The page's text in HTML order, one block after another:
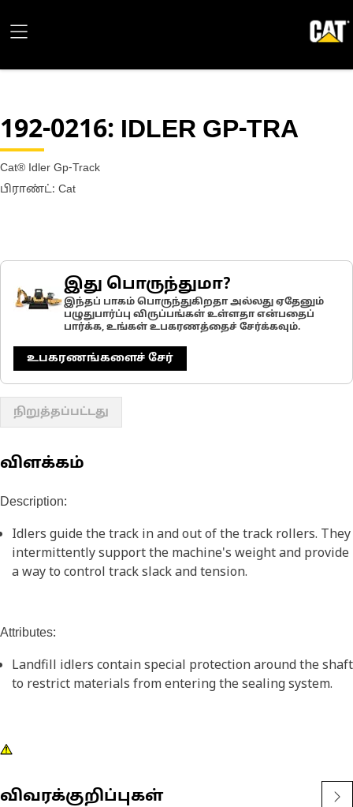
192-0216: IDLER GP-TRA
Cat® Idler Gp-Track
பிராண்ட்: Cat
இது பொருந்துமா?
இந்தப் பாகம் பொருந்துகிறதா அல்லது ஏதேனும்
பழுதுபார்ப்பு விருப்பங்கள் உள்ளதா என்பதைப்
பார்க்க, உங்கள் உபகரணத்தைச் சேர்க்கவும்.
உபகரணங்களைச் சேர்
நிறுத்தப்பட்டது
விளக்கம்
Description:
Idlers guide the track in and out of the track rollers. They
intermittently support the machine's weight and provide
a way to control track slack and tension.
Attributes:
Landfill idlers contain special protection around the shaft
to restrict materials from entering the sealing system.
விவரக்குறிப்புகள்